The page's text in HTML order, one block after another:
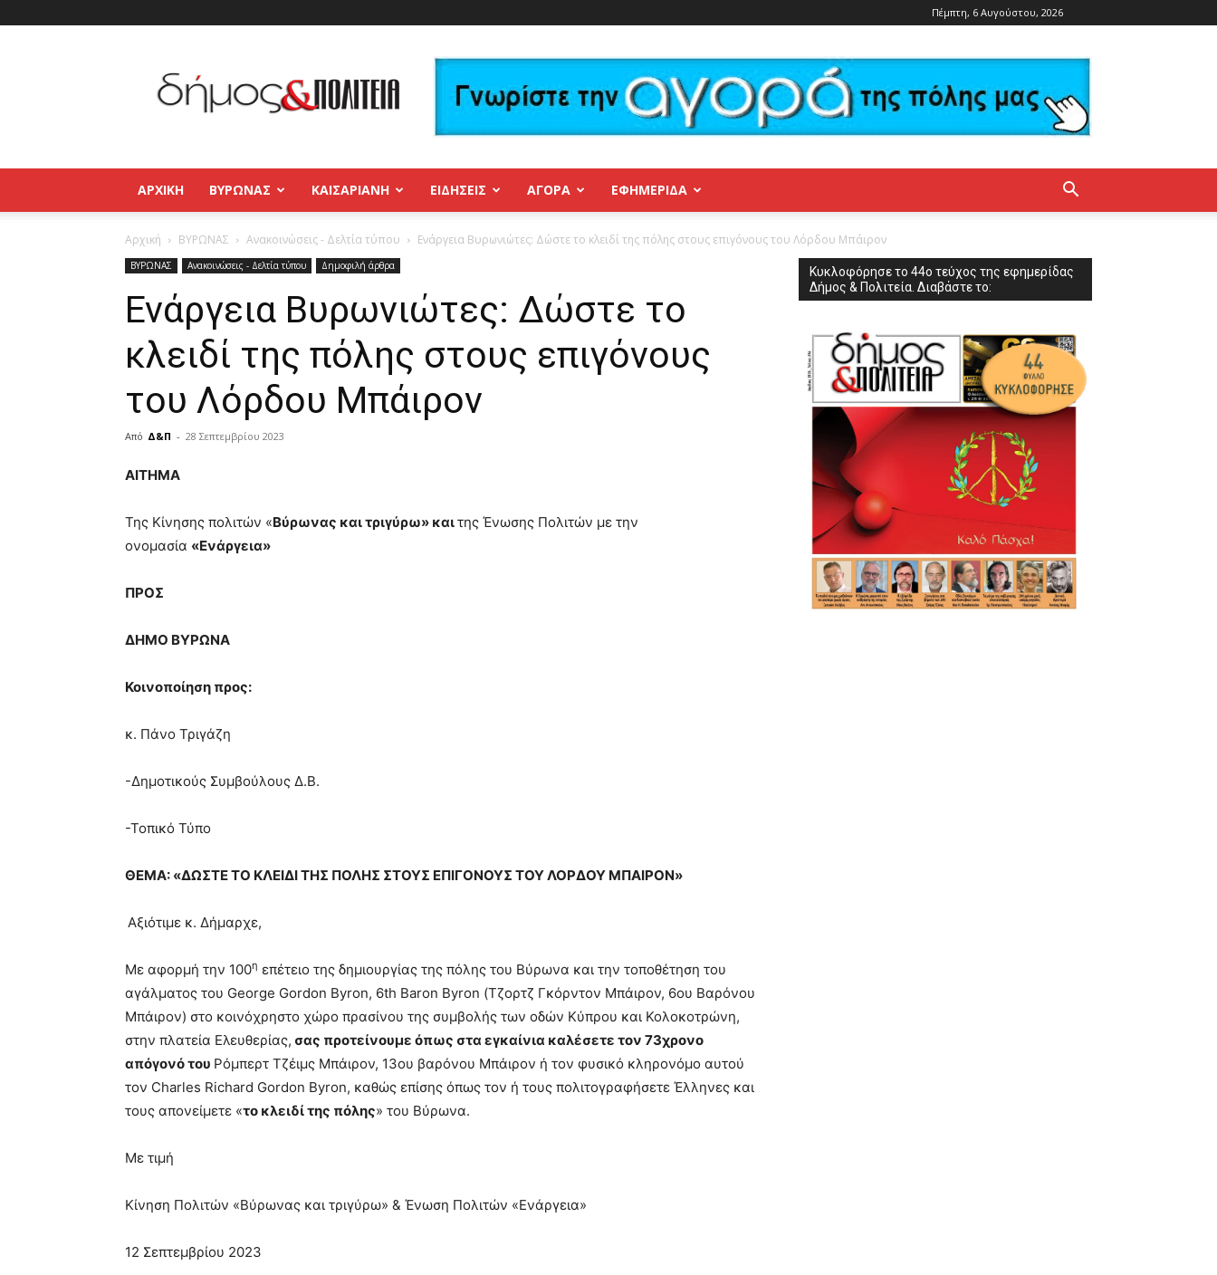
Πέμπτη, 6 Αυγούστου, 2026
και
Πολιτεία
Βύρωνας
–
Παγκράτι
ΑΡΧΙΚΉ ΒΥΡΩΝΑΣ ΚΑΙΣΑΡΙΑΝΗ ΕΙΔΗΣΕΙΣ ΑΓΟΡΑ ΕΦΗΜΕΡΊΔΑ
Αρχική ΒΥΡΩΝΑΣ Ανακοινώσεις - Δελτία τύπου Ενάργεια Βυρωνιώτες: Δώστε το κλειδί της πόλης στους επιγόνους του Λόρδου Μπάιρον
ΒΥΡΩΝΑΣ Ανακοινώσεις - Δελτία τύπου Δημοφιλή άρθρα
Ενάργεια Βυρωνιώτες: Δώστε το
κλειδί της πόλης στους επιγόνους
του Λόρδου Μπάιρον
Από Δ&Π - 28 Σεπτεμβρίου 2023
blonde
hot
cam
brandi
teaches
meaning
pain.
hd
porn
ΑΙΤΗΜΑ
Της Κίνησης πολιτών «Βύρωνας και τριγύρω» καιτης Ένωσης Πολιτών με την
ονομασία «Ενάργεια»
ΠΡΟΣ
ΔΗΜΟ ΒΥΡΩΝΑ
Κοινοποίηση προς:
κ. Πάνο Τριγάζη
-Δημοτικούς Συμβούλους Δ.Β.
-Τοπικό Τύπο
ΘΕΜΑ: «ΔΩΣΤΕ ΤΟ ΚΛΕΙΔΙ ΤΗΣ ΠΟΛΗΣ ΣΤΟΥΣ ΕΠΙΓΟΝΟΥΣ ΤΟΥ ΛΟΡΔΟΥ ΜΠΑΙΡΟΝ»
Αξιότιμε κ. Δήμαρχε,
Με αφορμή την 100η επέτειο της δημιουργίας της πόλης του Βύρωνα και την τοποθέτηση του
αγάλματος του George Gordon Byron, 6th Baron Byron (Τζορτζ Γκόρντον Μπάιρον, 6ου Βαρόνου
Μπάιρον) στο κοινόχρηστο χώρο πρασίνου της συμβολής των οδών Κύπρου και Κολοκοτρώνη,
στην πλατεία Ελευθερίας, σας προτείνουμε όπως στα εγκαίνια καλέσετε τον 73χρονο
απόγονό του Ρόμπερτ Τζέιμς Μπάιρον, 13ου βαρόνου Μπάιρον ή τον φυσικό κληρονόμο αυτού
τον Charles Richard Gordon Byron, καθώς επίσης όπως τον ή τους πολιτογραφήσετε Έλληνες και
τους απονείμετε «το κλειδί της πόλης» του Βύρωνα.
Με τιμή
Κίνηση Πολιτών «Βύρωνας και τριγύρω» & Ένωση Πολιτών «Ενάργεια»
12 Σεπτεμβρίου 2023
Κυκλοφόρησε το 44ο τεύχος της εφημερίδας
Δήμος & Πολιτεία. Διαβάστε το: